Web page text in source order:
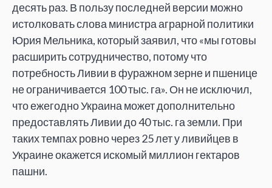
десять раз. В пользу последней версии можно
истолковать слова министра аграрной политики
Юрия Мельника, который заявил, что «мы готовы
расширить сотрудничество, потому что
потребность Ливии в фуражном зерне и пшенице
не ограничивается 100 тыс. га». Он не исключил,
что ежегодно Украина может дополнительно
предоставлять Ливии до 40 тыс. га земли. При
таких темпах ровно через 25 лет у ливийцев в
Украине окажется искомый миллион гектаров
пашни.